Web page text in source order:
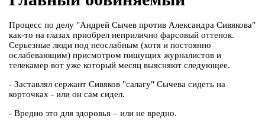
Процесс по делу "Андрей Сычев против Александра Сивякова"
как-то на глазах приобрел неприлично фарсовый оттенок.
Серьезные люди под неослабным (хотя и постоянно
ослабевающим) присмотром пишущих журналистов и
телекамер вот уже который месяц выясняют следующее.
- Заставлял сержант Сивяков "салагу" Сычева сидеть на
корточках - или он сам сидел.
- Вредно это для здоровья – или не вредно.